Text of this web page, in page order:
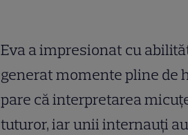
Eva a impresionat cu
generat momente pline de
pare că interpretarea
tuturor, iar unii internauți